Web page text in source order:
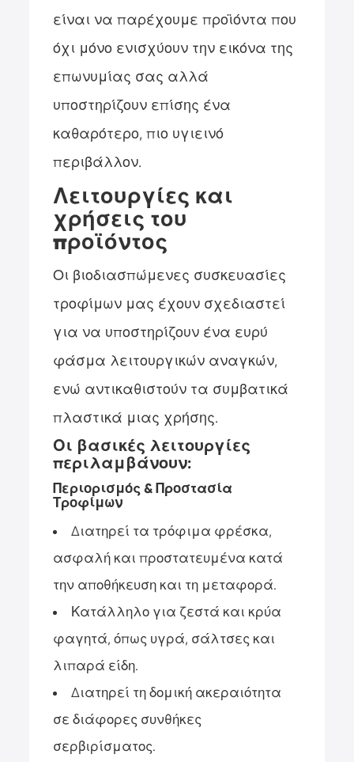
είναι να παρέχουμε προϊόντα που
όχι μόνο ενισχύουν την εικόνα της
επωνυμίας σας αλλά
υποστηρίζουν επίσης ένα
καθαρότερο, πιο υγιεινό
περιβάλλον.
Λειτουργίες και
χρήσεις του
προϊόντος
Οι βιοδιασπώμενες συσκευασίες
τροφίμων μας έχουν σχεδιαστεί
για να υποστηρίζουν ένα ευρύ
φάσμα λειτουργικών αναγκών,
ενώ αντικαθιστούν τα συμβατικά
πλαστικά μιας χρήσης.
Οι βασικές λειτουργίες
περιλαμβάνουν:
Περιορισμός & Προστασία
Τροφίμων
Διατηρεί τα τρόφιμα φρέσκα,
ασφαλή και προστατευμένα κατά
την αποθήκευση και τη μεταφορά.
Κατάλληλο για ζεστά και κρύα
φαγητά, όπως υγρά, σάλτσες και
λιπαρά είδη.
Διατηρεί τη δομική ακεραιότητα
σε διάφορες συνθήκες
σερβιρίσματος.